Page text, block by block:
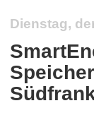
Dienstag,